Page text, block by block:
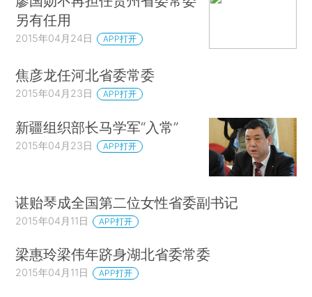
另有任用
2015年04月24日 APP打开
焦彦龙任河北省委常委
2015年04月23日 APP打开
新疆组织部长马学军“入常”
2015年04月23日 APP打开
谌贻琴成全国第二位女性省委副书记
2015年04月11日 APP打开
梁惠玲梁伟年跻身湖北省委常委
2015年04月11日 APP打开